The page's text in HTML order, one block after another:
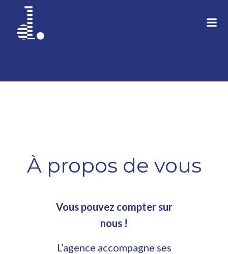
À propos de vous
Vous pouvez compter sur
nous !
L’agence accompagne ses